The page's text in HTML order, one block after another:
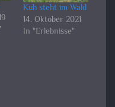
Kuh steht im Wald
14. Oktober 2021
In "Erlebnisse"